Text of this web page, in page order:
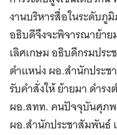
งานบริหารสื่อในระดับภู
อธิบดีจึงจะพิจารณาย้า
เลิศเกษม อธิบดีกรมปร
ตำแหน่ง ผอ.สำนักประช
รับคำสั่งให้ ย้ายมา ดำร
ผอ.สทท. คนปัจจุบันศุภพ
ผอ.สำนักประชาสัมพันธ์